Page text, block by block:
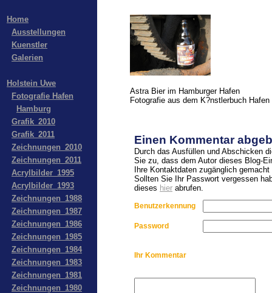
Home
Ausstellungen
Kuenstler
Galerien
Holstein Uwe
Fotografie Hafen
Hamburg
Grafik_2010
Grafik_2011
Zeichnungen_2010
Zeichnungen_2011
Acrylbilder_1995
Acrylbilder_1993
Zeichnungen_1988
Zeichnungen_1987
Zeichnungen_1986
Zeichnungen_1985
Zeichnungen_1984
Zeichnungen_1983
Zeichnungen_1981
Zeichnungen_1980
Astra Bier im Hamburger Hafen
Fotografie aus dem K?nstlerbuch
Einen Kommentar
Durch das Ausfüllen und Abschicken
Sie zu, dass dem Autor dieses Blog-
Ihre Kontaktdaten zugänglich gemacht
Sollten Sie Ihr Passwort vergessen
dieses hier abrufen.
Benutzerkennung
Password
Ihr Kommentar